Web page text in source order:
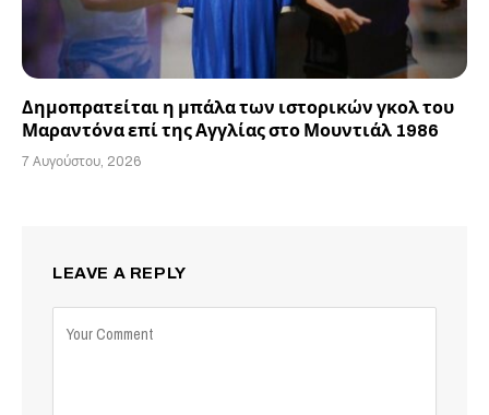
Δημοπρατείται η μπάλα των ιστορικών γκολ του
Μαραντόνα επί της Αγγλίας στο Μουντιάλ 1986
7 Αυγούστου, 2026
LEAVE A REPLY